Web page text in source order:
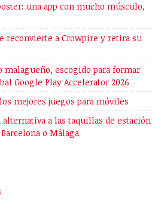
una app con mucho músculo,
reconvierte a Crowpire y retira su
malagueño, escogido para formar
Google Play Accelerator 2026
mejores juegos para móviles
alternativa a las taquillas de estación
o Málaga